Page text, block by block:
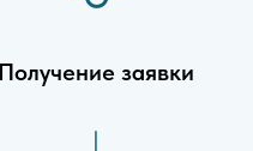
Получение заявки